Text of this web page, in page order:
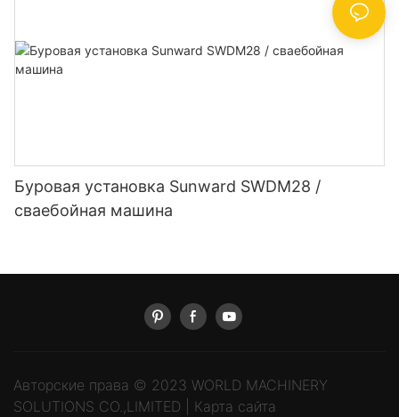
Буровая установка Sunward SWDM28 /
сваебойная машина
Авторские права © 2023 WORLD MACHINERY
SOLUTIONS CO.,LIMITED | Карта сайта